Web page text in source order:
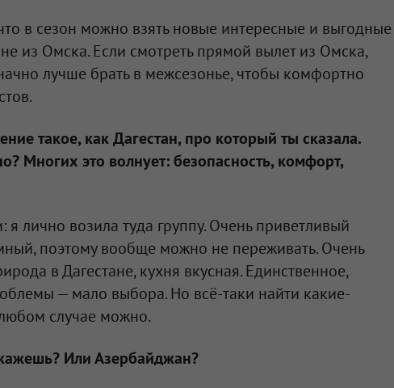
в сезон можно взять новые интересные и выгодные
из Омска. Если смотреть прямой вылет из Омска,
лучше брать в межсезонье, чтобы комфортно
такое, как Дагестан, про который ты сказала.
Многих это волнует: безопасность, комфорт,
я лично возила туда группу. Очень приветливый
поэтому вообще можно не переживать. Очень
в Дагестане, кухня вкусная. Единственное,
— мало выбора. Но всё-таки найти какие-
случае можно.
Или Азербайджан?